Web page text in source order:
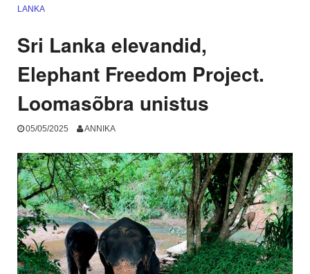
lover
LANKA
Sri Lanka elevandid,
Elephant Freedom Project.
Loomasõbra unistus
05/05/2025 ANNIKA